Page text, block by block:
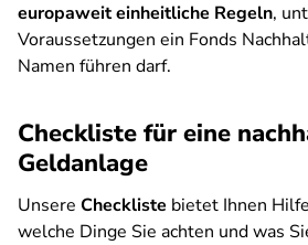
europaweit einheitliche Regeln,
Voraussetzungen ein Fonds
Namen führen darf.
Checkliste für eine
Geldanlage
Unsere Checkliste bietet Ihnen
welche Dinge Sie achten und was